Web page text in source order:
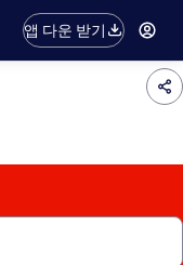
앱 다운 받기